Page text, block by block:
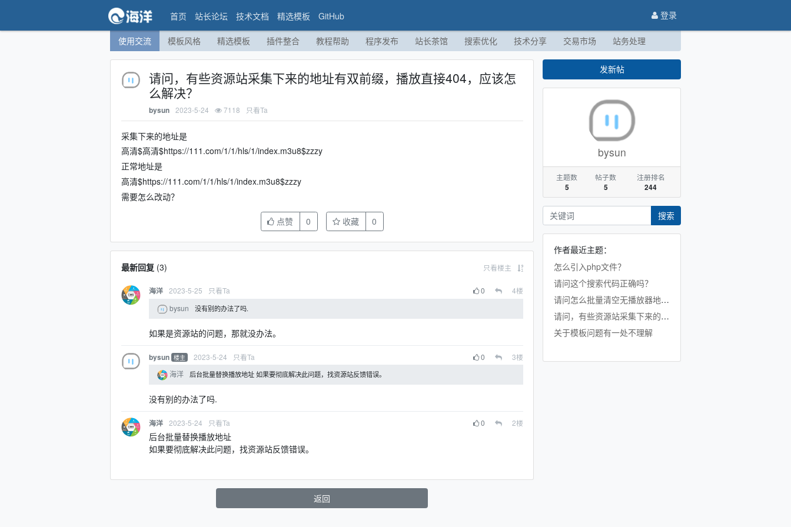
首页 站长论坛 技术文档 精选模板 GitHub 登录
使用交流 模板风格 精选模板 插件整合 教程帮助 程序发布 站长茶馆 搜索优化 技术分享 交易市场 站务处理
请问，有些资源站采集下来的地址有双前缀，播放直接404，应该怎
么解决？
bysun 2023-5-24 7118 只看Ta
采集下来的地址是
高清$高清$https://111.com/1/1/hls/1/index.m3u8$zzzy
正常地址是
高清$https://111.com/1/1/hls/1/index.m3u8$zzzy
需要怎么改动？
点赞 0 收藏 0
最新回复(3) 只看楼主
海洋 2023-5-25 只看Ta 0 4楼
bysun
没有别的办法了吗.
如果是资源站的问题，那就没办法。
bysun 楼主 2023-5-24 只看Ta 0 3楼
海洋
后台批量替换播放地址 如果要彻底解决此问题，找资源站反馈错误。
没有别的办法了吗.
海洋 2023-5-24 只看Ta 0 2楼
后台批量替换播放地址
如果要彻底解决此问题，找资源站反馈错误。
返回
发新帖
bysun
主题数
5
帖子数
5
注册排名
244
搜索
作者最近主题：
怎么引入php文件？
请问这个搜索代码正确吗？
请问怎么批量清空无播放器地址的视频数据啊
请问，有些资源站采集下来的地址有双前缀，播放直接404，应该怎么解决？
关于模板问题有一处不理解